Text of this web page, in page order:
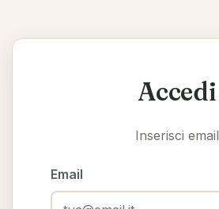
Accedi
Inserisci email
Email